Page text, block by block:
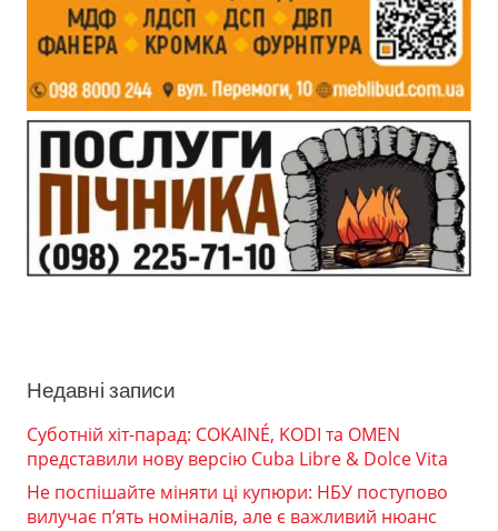
Недавні записи
Суботній хіт-парад: COKAINÉ, KODI та OMEN
представили нову версію Cuba Libre & Dolce Vita
Не поспішайте міняти ці купюри: НБУ поступово
вилучає п’ять номіналів, але є важливий нюанс